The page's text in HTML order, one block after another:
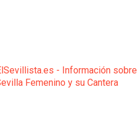
- Información sobre
Femenino y su Cantera